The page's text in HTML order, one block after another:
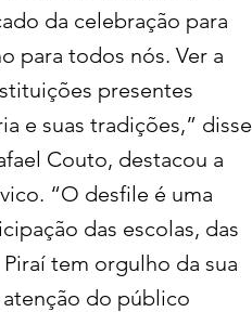
da celebração para
para todos nós. Ver a
presentes
e suas tradições,” disse
Couto, destacou a
“O desfile é uma
das escolas, das
tem orgulho da sua
atenção do público